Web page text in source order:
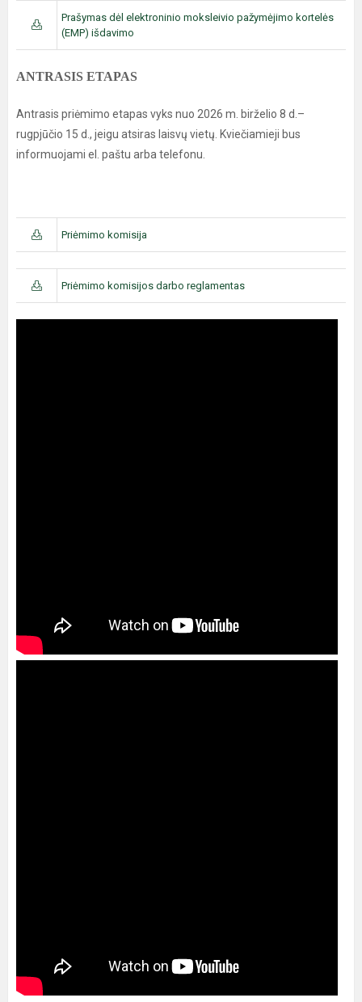
Prašymas dėl elektroninio moksleivio pažymėjimo kortelės
(EMP) išdavimo
ANTRASIS ETAPAS
Antrasis priėmimo etapas vyks nuo 2026 m. birželio 8 d.–
rugpjūčio 15 d., jeigu atsiras laisvų vietų. Kviečiamieji bus
informuojami el. paštu arba telefonu.
Priėmimo komisija
Priėmimo komisijos darbo reglamentas